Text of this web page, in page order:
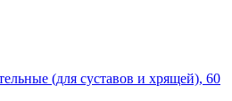
(для суставов и хрящей), 60